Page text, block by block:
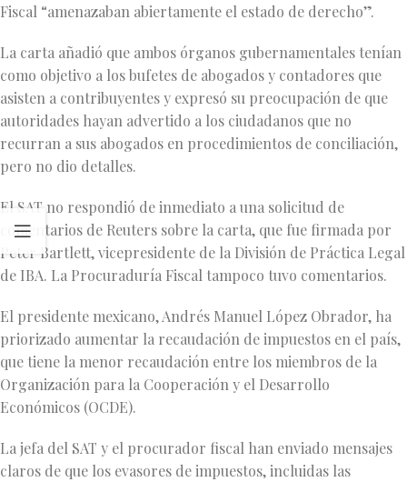
Fiscal “amenazaban abiertamente el estado de derecho”.
La carta añadió que ambos órganos gubernamentales tenían
como objetivo a los bufetes de abogados y contadores que
asisten a contribuyentes y expresó su preocupación de que
autoridades hayan advertido a los ciudadanos que no
recurran a sus abogados en procedimientos de conciliación,
pero no dio detalles.
El SAT no respondió de inmediato a una solicitud de
comentarios de Reuters sobre la carta, que fue firmada por
Peter Bartlett, vicepresidente de la División de Práctica Legal
de IBA. La Procuraduría Fiscal tampoco tuvo comentarios.
El presidente mexicano, Andrés Manuel López Obrador, ha
priorizado aumentar la recaudación de impuestos en el país,
que tiene la menor recaudación entre los miembros de la
Organización para la Cooperación y el Desarrollo
Económicos (OCDE).
La jefa del SAT y el procurador fiscal han enviado mensajes
claros de que los evasores de impuestos, incluidas las